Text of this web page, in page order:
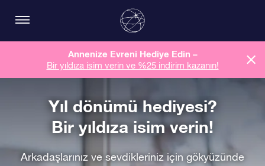
Annenize Evreni Hediye Edin –
Bir yıldıza isim verin ve %25 indirim kazanın!
Yıl dönümü hediyesi?
Bir yıldıza isim verin!
Arkadaşlarınız ve sevdikleriniz için gökyüzünde